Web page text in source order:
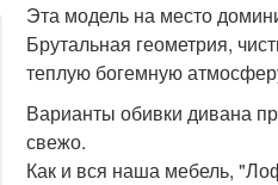
Эта модель на место
Брутальная геометрия,
теплую богемную
Варианты обивки дивана
свежо.
Как и вся наша мебель,